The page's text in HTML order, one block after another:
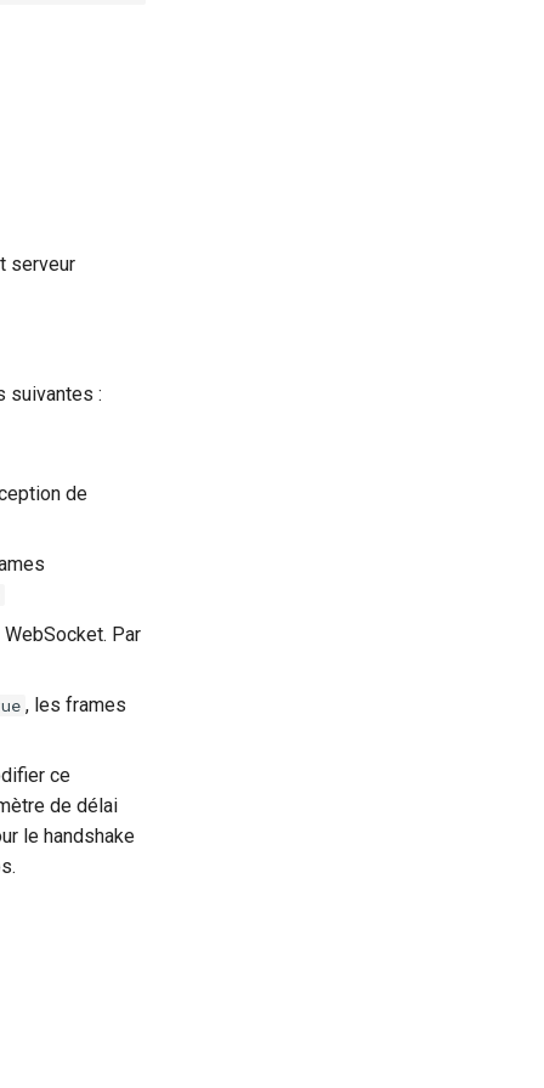
serveur
suivantes :
de
Par
, les frames
ce
de délai
le handshake